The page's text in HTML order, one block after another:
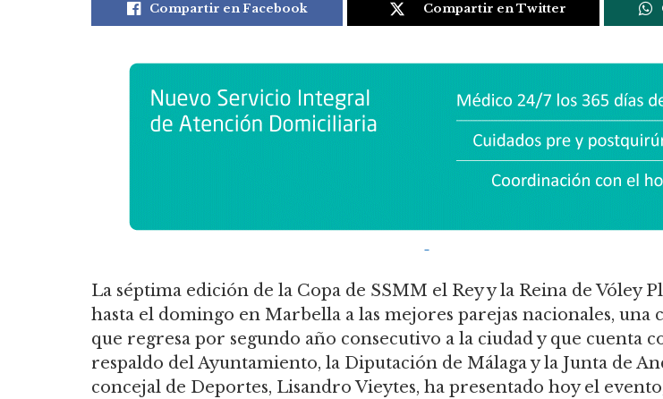
Compartir en Facebook Compartir en Twitter
La séptima edición de la Copa de SSMM el Rey y la Reina de Vóley
hasta el domingo en Marbella a las mejores parejas nacionales, una
que regresa por segundo año consecutivo a la ciudad y que cuenta
respaldo del Ayuntamiento, la Diputación de Málaga y la Junta de
concejal de Deportes, Lisandro Vieytes, ha presentado hoy el